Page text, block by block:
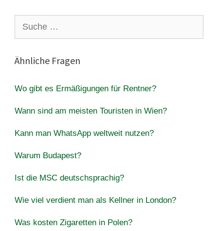
nach:
Ähnliche Fragen
Wo gibt es Ermäßigungen für Rentner?
Wann sind am meisten Touristen in Wien?
Kann man WhatsApp weltweit nutzen?
Warum Budapest?
Ist die MSC deutschsprachig?
Wie viel verdient man als Kellner in London?
Was kosten Zigaretten in Polen?